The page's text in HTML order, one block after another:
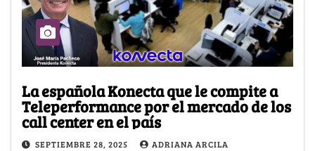
La española Konecta que le compite a
Teleperformance por el mercado de los
call center en el país
SEPTIEMBRE 28, 2025 ADRIANA ARCILA